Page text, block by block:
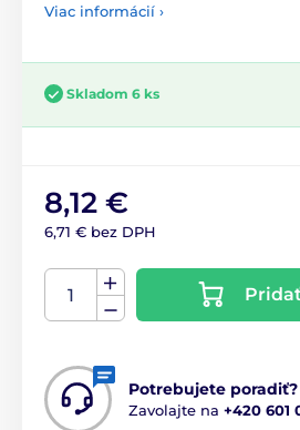
Viac informácií ›
Skladom 6 ks
8,12 €
6,71 € bez DPH
Potrebujete poradiť?
Zavolajte na +420 601